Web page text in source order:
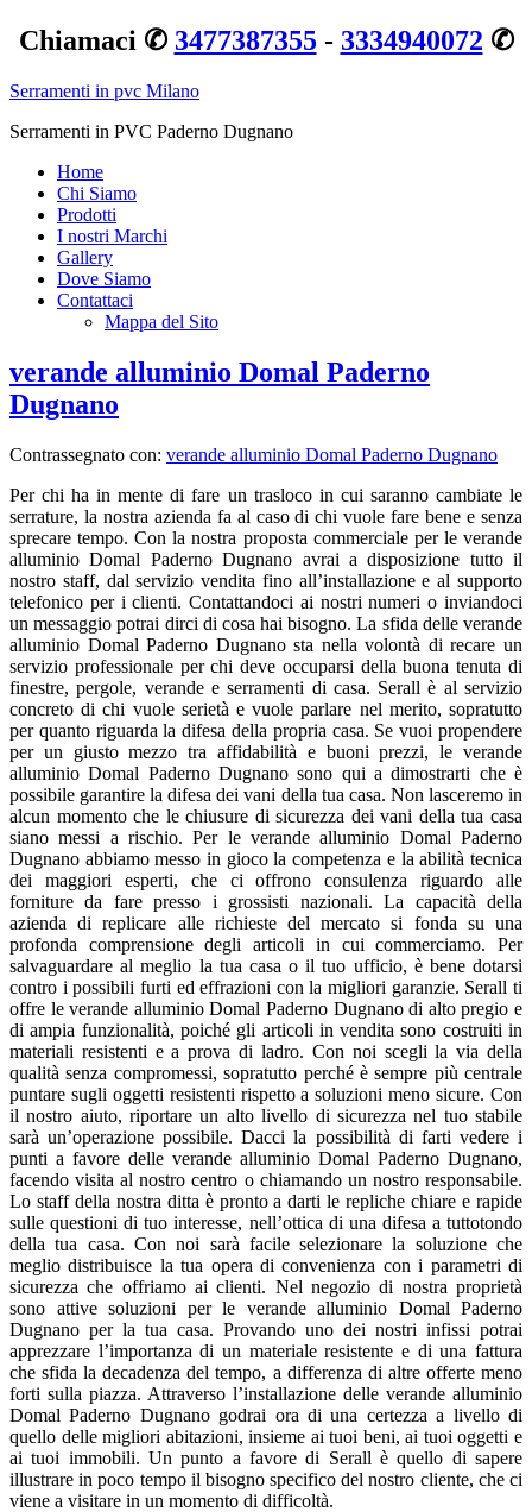
Chiamaci ✆ 3477387355- 3334940072 ✆
Serramenti in pvc Milano
Serramenti in PVC Paderno Dugnano
Home
Chi Siamo
Prodotti
I nostri Marchi
Gallery
Dove Siamo
Contattaci
Mappa del Sito
verande alluminio Domal Paderno
Dugnano
Contrassegnato con: verande alluminio Domal Paderno Dugnano
Per chi ha in mente di fare un trasloco in cui saranno cambiate le
serrature, la nostra azienda fa al caso di chi vuole fare bene e senza
sprecare tempo. Con la nostra proposta commerciale per le verande
alluminio Domal Paderno Dugnano avrai a disposizione tutto il
nostro staff, dal servizio vendita fino all’installazione e al supporto
telefonico per i clienti. Contattandoci ai nostri numeri o inviandoci
un messaggio potrai dirci di cosa hai bisogno. La sfida delle verande
alluminio Domal Paderno Dugnano sta nella volontà di recare un
servizio professionale per chi deve occuparsi della buona tenuta di
finestre, pergole, verande e serramenti di casa. Serall è al servizio
concreto di chi vuole serietà e vuole parlare nel merito, sopratutto
per quanto riguarda la difesa della propria casa. Se vuoi propendere
per un giusto mezzo tra affidabilità e buoni prezzi, le verande
alluminio Domal Paderno Dugnano sono qui a dimostrarti che è
possibile garantire la difesa dei vani della tua casa. Non lasceremo in
alcun momento che le chiusure di sicurezza dei vani della tua casa
siano messi a rischio. Per le verande alluminio Domal Paderno
Dugnano abbiamo messo in gioco la competenza e la abilità tecnica
dei maggiori esperti, che ci offrono consulenza riguardo alle
forniture da fare presso i grossisti nazionali. La capacità della
azienda di replicare alle richieste del mercato si fonda su una
profonda comprensione degli articoli in cui commerciamo. Per
salvaguardare al meglio la tua casa o il tuo ufficio, è bene dotarsi
contro i possibili furti ed effrazioni con la migliori garanzie. Serall ti
offre le verande alluminio Domal Paderno Dugnano di alto pregio e
di ampia funzionalità, poiché gli articoli in vendita sono costruiti in
materiali resistenti e a prova di ladro. Con noi scegli la via della
qualità senza compromessi, sopratutto perché è sempre più centrale
puntare sugli oggetti resistenti rispetto a soluzioni meno sicure. Con
il nostro aiuto, riportare un alto livello di sicurezza nel tuo stabile
sarà un’operazione possibile. Dacci la possibilità di farti vedere i
punti a favore delle verande alluminio Domal Paderno Dugnano,
facendo visita al nostro centro o chiamando un nostro responsabile.
Lo staff della nostra ditta è pronto a darti le repliche chiare e rapide
sulle questioni di tuo interesse, nell’ottica di una difesa a tuttotondo
della tua casa. Con noi sarà facile selezionare la soluzione che
meglio distribuisce la tua opera di convenienza con i parametri di
sicurezza che offriamo ai clienti. Nel negozio di nostra proprietà
sono attive soluzioni per le verande alluminio Domal Paderno
Dugnano per la tua casa. Provando uno dei nostri infissi potrai
apprezzare l’importanza di un materiale resistente e di una fattura
che sfida la decadenza del tempo, a differenza di altre offerte meno
forti sulla piazza. Attraverso l’installazione delle verande alluminio
Domal Paderno Dugnano godrai ora di una certezza a livello di
quello delle migliori abitazioni, insieme ai tuoi beni, ai tuoi oggetti e
ai tuoi immobili. Un punto a favore di Serall è quello di sapere
illustrare in poco tempo il bisogno specifico del nostro cliente, che ci
viene a visitare in un momento di difficoltà.